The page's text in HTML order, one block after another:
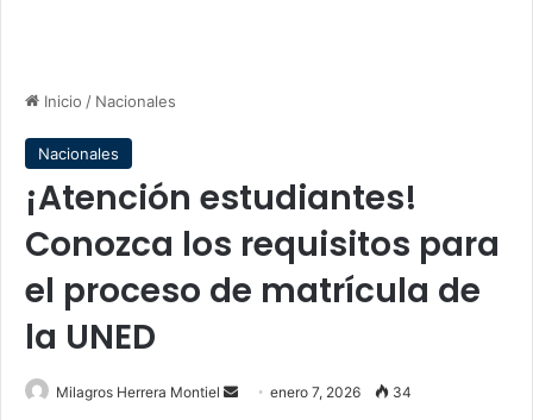
Inicio / Nacionales
Nacionales
¡Atención estudiantes!
Conozca los requisitos para
el proceso de matrícula de
la UNED
Milagros Herrera Montiel
Sendenero 7, 2026 34